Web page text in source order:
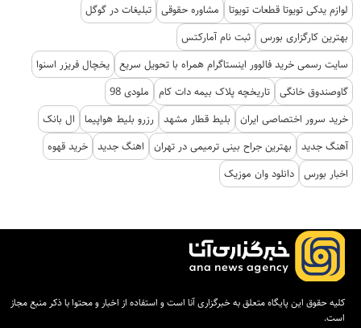
لوازم یدکی تویوتا قطعات تویوتا
مشاوره حقوقی تبلیغات در گوگل
بهترین کارگزاری بورس ثبت نام آمارکتس
سایت رسمی خرید فالوور اینستاگرام همراه با تحویل سریع یخچال فریزر اسنوا
گاوصندوق خانگی تاریخچه پلاک بیمه دات کام
ملودی 98
خرید سرور اختصاصی ایران
بلیط قطار مشهد رزرو بلیط هواپیما
ال بانک
آهنگ جدید
بهترین جراح بینی ترمیمی در تهران اهنگ جدید خرید قهوه
اخبار بورس دانلود وان موزیک
کلیه حقوق این پایگاه متعلق به خبرگزاری آنا است و استفاده از اخبار و محتوا با ذکر منبع مجاز
است.